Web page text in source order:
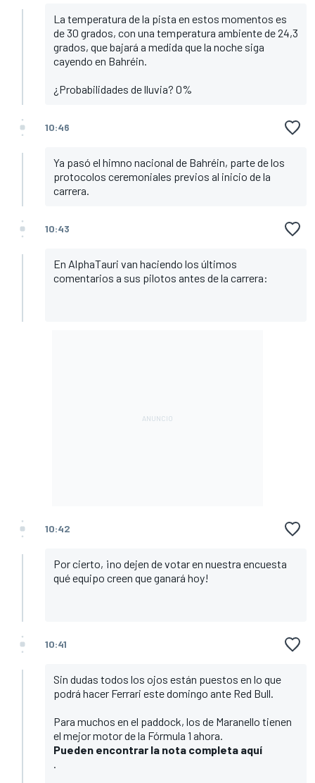
La temperatura de la pista en estos momentos es
de 30 grados, con una temperatura ambiente de 24,3
grados, que bajará a medida que la noche siga
cayendo en Bahréin.
¿Probabilidades de lluvia? 0%
10:46
Ya pasó el himno nacional de Bahréin, parte de los
protocolos ceremoniales previos al inicio de la
carrera.
10:43
En AlphaTauri van haciendo los últimos
comentarios a sus pilotos antes de la carrera:
10:42
Por cierto, ¡no dejen de votar en nuestra encuesta
qué equipo creen que ganará hoy!
10:41
Sin dudas todos los ojos están puestos en lo que
podrá hacer Ferrari este domingo ante Red Bull.
Para muchos en el paddock, los de Maranello tienen
el mejor motor de la Fórmula 1 ahora.
Pueden encontrar la nota completa aquí
.